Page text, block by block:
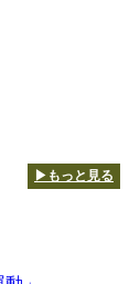
▶もっと見る